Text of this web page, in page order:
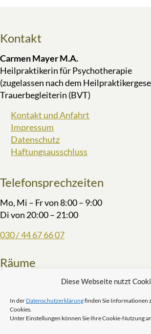
Diese Webseite nutzt
In der Datenschutzerklärungfinden Sie Informationen
Cookies.
Unter Einstellungen können Sie Ihre Cookie-Nutzung
Kontakt
Carmen Mayer M.A.
Heilpraktikerin für Psychotherapie
(zugelassen nach dem
Trauerbegleiterin (BVT)
Kontakt und Anfahrt
Impressum
Datenschutz
Haftungsausschluss
Telefonsprechzeiten
Mo, Mi – Fr von 8:00 – 9:00
Di von 20:00 – 21:00
030 / 44 67 66 07
Räume
10115 Berlin
beratung(at)carmenmayer.de